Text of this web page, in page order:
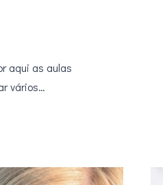
aqui as aulas
vários…